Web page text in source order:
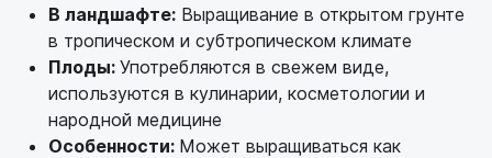
В ландшафте: Выращивание в открытом грунте
в тропическом и субтропическом климате
Плоды: Употребляются в свежем виде,
используются в кулинарии, косметологии и
народной медицине
Особенности: Может выращиваться как